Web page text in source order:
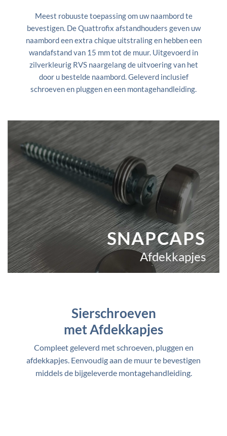
Meest robuuste toepassing om uw naambord te
bevestigen. De Quattrofix afstandhouders geven uw
naambord een extra chique uitstraling en hebben een
wandafstand van 15 mm tot de muur. Uitgevoerd in
zilverkleurig RVS naargelang de uitvoering van het
door u bestelde naambord. Geleverd inclusief
schroeven en pluggen en een montagehandleiding.
SNAPCAPS
Afdekkapjes
Sierschroeven
met Afdekkapjes
Compleet geleverd met schroeven, pluggen en
afdekkapjes. Eenvoudig aan de muur te bevestigen
middels de bijgeleverde montagehandleiding.